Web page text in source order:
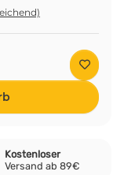
Kostenloser
Versand ab 89€